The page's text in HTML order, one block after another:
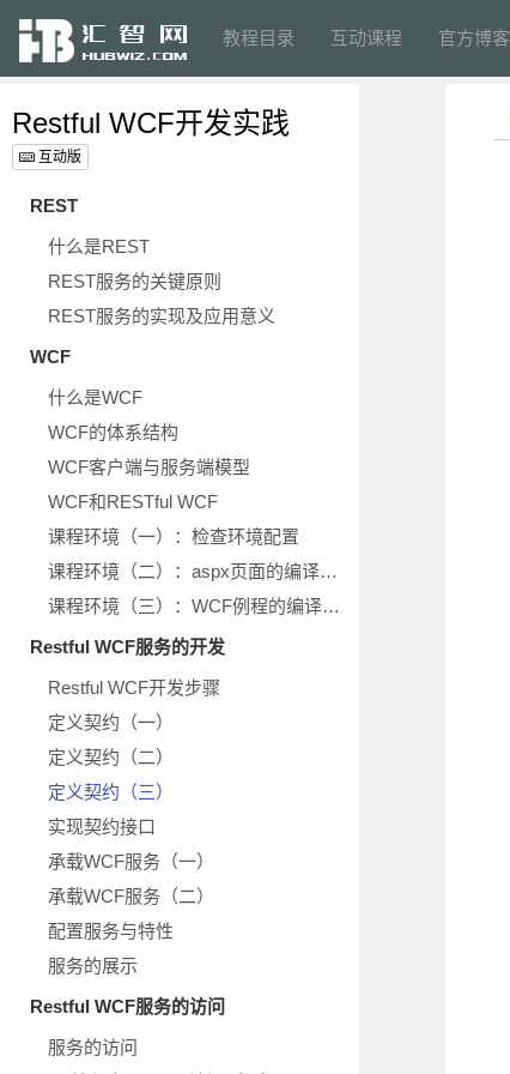
教程目录 互动课程 官方博客
Restful WCF开发实践
互动版
REST
什么是REST
REST服务的关键原则
REST服务的实现及应用意义
WCF
什么是WCF
WCF的体系结构
WCF客户端与服务端模型
WCF和RESTful WCF
课程环境（一）：检查环境配置
课程环境（二）：aspx页面的编译运行
课程环境（三）：WCF例程的编译运行
Restful WCF服务的开发
Restful WCF开发步骤
定义契约（一）
定义契约（二）
定义契约（三）
实现契约接口
承载WCF服务（一）
承载WCF服务（二）
配置服务与特性
服务的展示
Restful WCF服务的访问
服务的访问